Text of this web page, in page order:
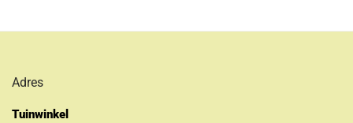
Adres
Tuinwinkel